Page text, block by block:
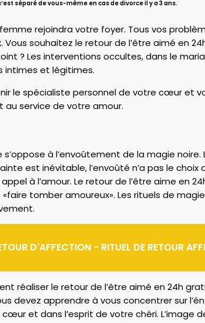
séparé de vous-même en cas de divorce il y a 3 ans.
rejoindra votre foyer. Tous vos
souhaitez le retour de l’être aimé en
? Les interventions occultes, dans le
intimes et légitimes.
le spécialiste personnel de votre cœur et
service de votre amour.
à l’envoûtement de la magie
est inévitable, l’envoûté n’a pas le
à l’amour. Le retour de l’être aime
«faire tomber amoureux». Les rituels de
D'AFFECTION - RITUEL DE RETOUR
réaliser le retour de l’être aimé en 24h
devez apprendre à vous concentrer sur
cœur et dans l’esprit de votre chéri.